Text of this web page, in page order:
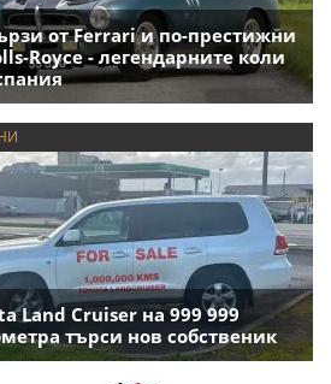
от Ferrari и по-престижни
Royce - легендарните коли
Land Cruiser на 999 999
търси нов собственик